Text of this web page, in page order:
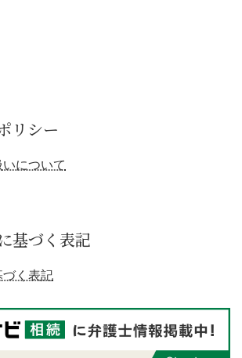
リシー
について
基づく表記
く表記